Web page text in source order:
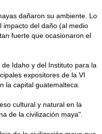
dañaron su ambiente. Lo
impacto del daño (al medio
fuerte que ocasionaron el
Idaho y del Instituto para la
expositores de la VI
la capital guatemalteca.
cultural y natural en la
de la civilización maya".